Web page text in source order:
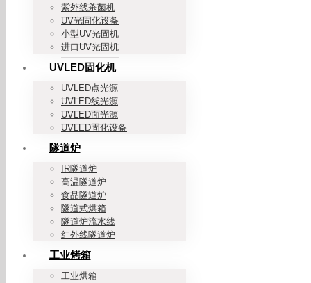
紫外线杀菌机
UV光固化设备
小型UV光固机
进口UV光固机
UVLED固化机
UVLED点光源
UVLED线光源
UVLED面光源
UVLED固化设备
隧道炉
IR隧道炉
高温隧道炉
食品隧道炉
隧道式烘箱
隧道炉流水线
红外线隧道炉
工业烤箱
工业烘箱